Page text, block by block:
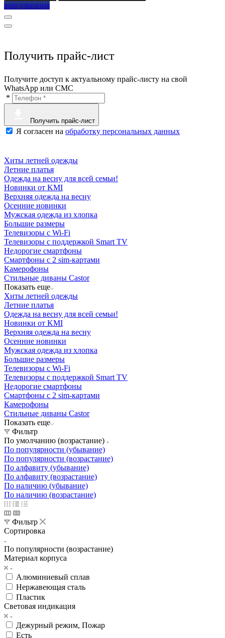
консультация
Получить прайс-лист
Получите доступ к актуальному прайс-листу на свой
WhatsApp или СМС
*
Получить прайс-лист
Я согласен на обработку персональных данных
Хиты летней одежды
Летние платья
Одежда на весну для всей семьи!
Новинки от KMI
Верхняя одежда на весну
Осенние новинки
Мужская одежда из хлопка
Большие размеры
Телевизоры с Wi-Fi
Телевизоры с поддержкой Smart TV
Недорогие смартфоны
Смартфоны с 2 sim-картами
Камерофоны
Стильные диваны Castor
Показать еще
Хиты летней одежды
Летние платья
Одежда на весну для всей семьи!
Новинки от KMI
Верхняя одежда на весну
Осенние новинки
Мужская одежда из хлопка
Большие размеры
Телевизоры с Wi-Fi
Телевизоры с поддержкой Smart TV
Недорогие смартфоны
Смартфоны с 2 sim-картами
Камерофоны
Стильные диваны Castor
Показать еще
Фильтр
По умолчанию (возрастание)
По популярности (убывание)
По популярности (возрастание)
По алфавиту (убывание)
По алфавиту (возрастание)
По наличию (убывание)
По наличию (возрастание)
Фильтр
Сортировка
По популярности (возрастание)
Материал корпуса
Алюминиевый сплав
Нержавеющая сталь
Пластик
Световая индикация
Дежурный режим, Пожар
Есть